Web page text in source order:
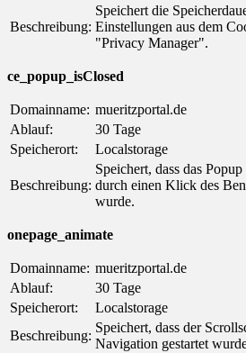
Beschreibung:
Speichert die
Einstellungen aus dem
"Privacy Manager".
ce_popup_isClosed
Domainname: mueritzportal.de
Ablauf:
30 Tage
Speicherort:
Localstorage
Beschreibung:
Speichert, dass das
durch einen Klick des
wurde.
onepage_animate
Domainname: mueritzportal.de
Ablauf:
30 Tage
Speicherort:
Localstorage
Beschreibung:
Speichert, dass der
Navigation gestartet